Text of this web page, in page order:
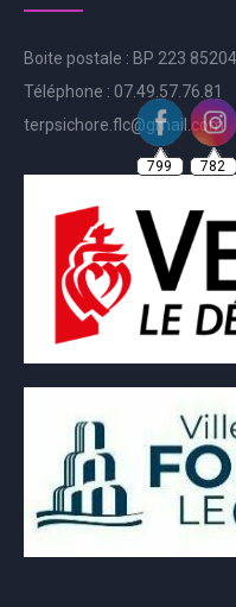
Boite postale : BP 223 85204
Téléphone : 07.49.57.76.81
terpsichore.flc@gmail.com
799 782